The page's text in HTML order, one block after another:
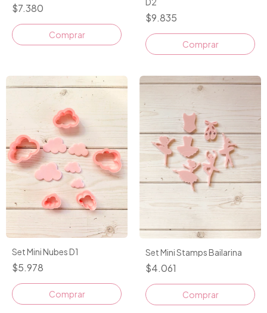
$7.380
$9.835
Comprar
Set Mini Nubes D1
$5.978
Set Mini Stamps Bailarina
$4.061